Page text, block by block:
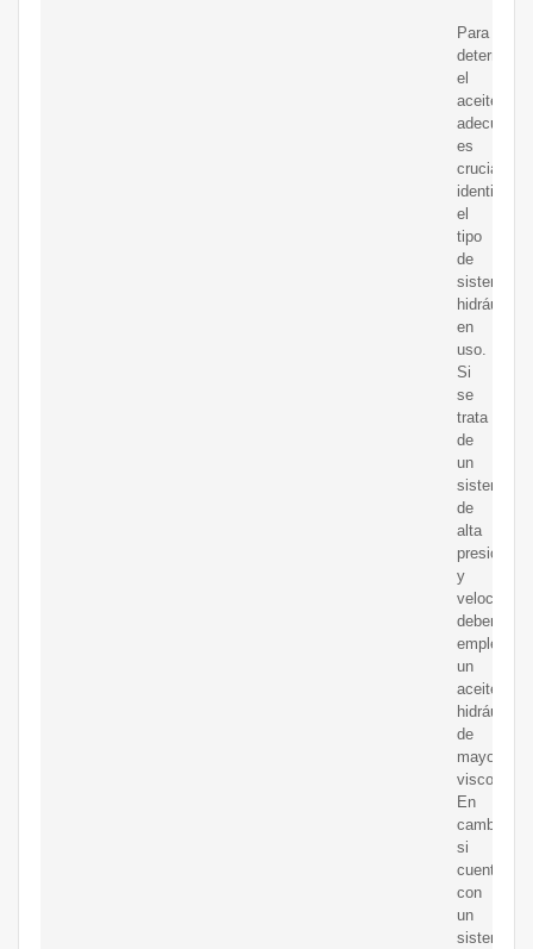
Para
determinar
el
aceite
adecuado,
es
crucial
identificar
el
tipo
de
sistema
hidráulico
en
uso.
Si
se
trata
de
un
sistema
de
alta
presión
y
velocidad,
deberás
emplear
un
aceite
hidráulico
de
mayor
En
cambio,
si
cuentas
con
un
sistema